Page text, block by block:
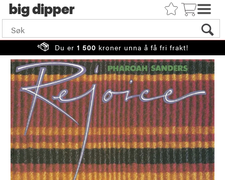
big
Du er 1 500 kroner unna å få fri frakt!